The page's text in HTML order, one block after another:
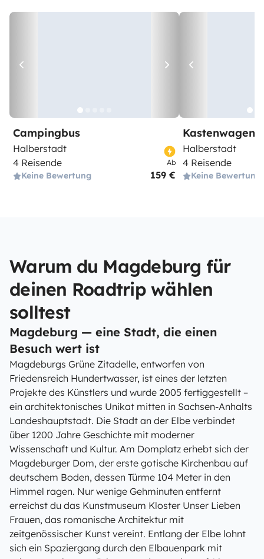
Campingbus
Halberstadt
4 Reisende
Keine Bewertung
Ab
159 €
Kastenwagen
Halberstadt
4 Reisende
Keine Bewertung
Warum du Magdeburg für
deinen Roadtrip wählen
solltest
Magdeburg — eine Stadt, die einen
Besuch wert ist
Magdeburgs Grüne Zitadelle, entworfen von
Friedensreich Hundertwasser, ist eines der letzten
Projekte des Künstlers und wurde 2005 fertiggestellt –
ein architektonisches Unikat mitten in Sachsen-Anhalts
Landeshauptstadt. Die Stadt an der Elbe verbindet
über 1200 Jahre Geschichte mit moderner
Wissenschaft und Kultur. Am Domplatz erhebt sich der
Magdeburger Dom, der erste gotische Kirchenbau auf
deutschem Boden, dessen Türme 104 Meter in den
Himmel ragen. Nur wenige Gehminuten entfernt
erreichst du das Kunstmuseum Kloster Unser Lieben
Frauen, das romanische Architektur mit
zeitgenössischer Kunst vereint. Entlang der Elbe lohnt
sich ein Spaziergang durch den Elbauenpark mit